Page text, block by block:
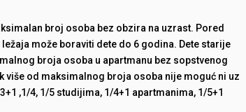
broj osoba bez obzira na uzrast. Pored
može boraviti dete do 6 godina. Dete starije
broja osoba u apartmanu bez sopstvenog
više od maksimalnog broja osoba nije moguć ni uz
,1/4, 1/5 studijima, 1/4+1 apartmanima, 1/5+1